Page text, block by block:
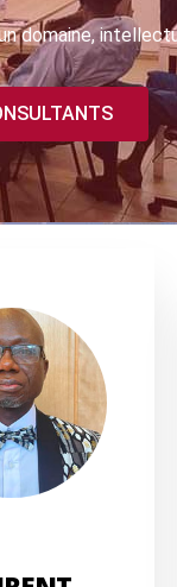
domaine,